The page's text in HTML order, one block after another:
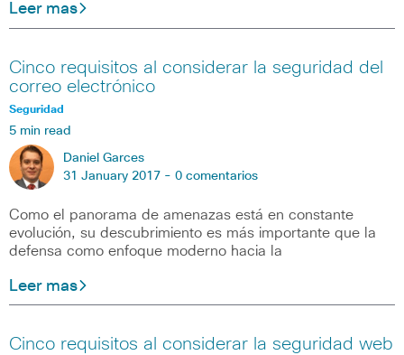
Leer mas
Cinco requisitos al considerar la seguridad del
correo electrónico
Seguridad
5 min read
Daniel Garces
31 January 2017 - 0 comentarios
Como el panorama de amenazas está en constante
evolución, su descubrimiento es más importante que la
defensa como enfoque moderno hacia la
Leer mas
Cinco requisitos al considerar la seguridad web